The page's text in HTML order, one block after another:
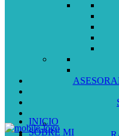
INICIO
SOBRE MI